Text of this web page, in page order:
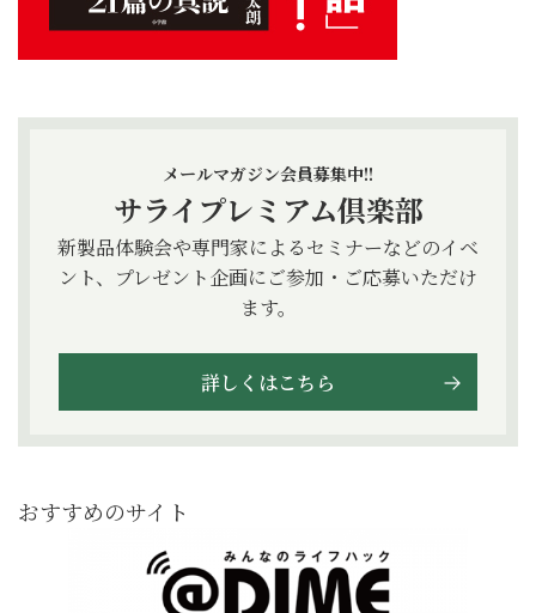
メールマガジン会員募集中!!
サライプレミアム倶楽部
新製品体験会や専門家によるセミナーなどのイベ
ント、プレゼント企画にご参加・ご応募いただけ
ます。
詳しくはこちら
おすすめのサイト